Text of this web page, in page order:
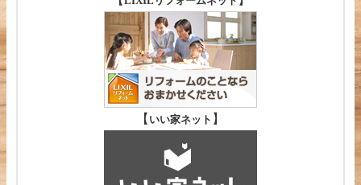
【 いい家ネット 】